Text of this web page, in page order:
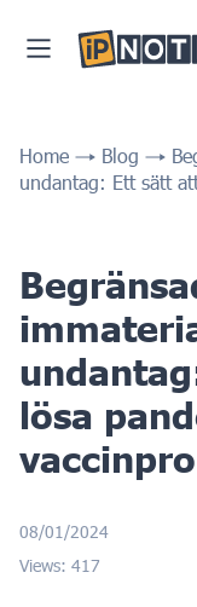
Home Blog
undantag: Ett sätt
lösa
08/01/2024
Views: 417